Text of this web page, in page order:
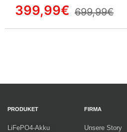
399,99€ 699,99€
PRODUKET
LiFePO4-Akku
FIRMA
Unsere Story